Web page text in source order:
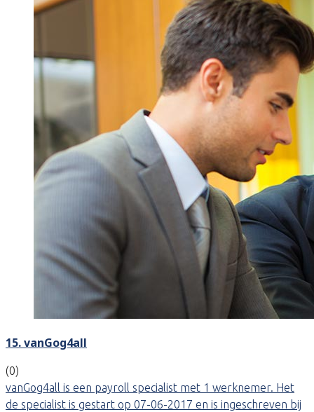
15. vanGog4all
(0)
vanGog4all is een payroll specialist met 1 werknemer. Het
de specialist is gestart op 07-06-2017 en is ingeschreven bij